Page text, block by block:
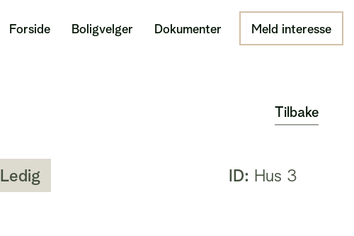
Forside Boligvelger Dokumenter Meld interesse
Tilbake
Ledig ID: Hus 3